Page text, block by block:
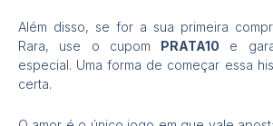
Além disso, se for a sua primeira
Rara, use o cupom PRATA10 e
especial. Uma forma de começar essa
certa.